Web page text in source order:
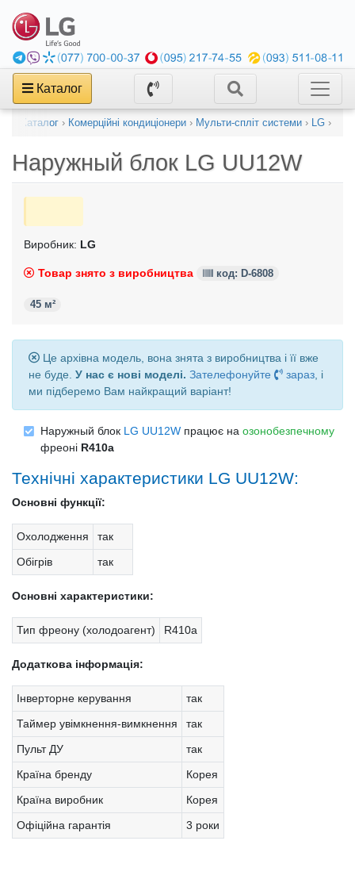
Каталог
Каталог › Комерційні кондиціонери › Мульти-спліт системи › LG ›
Наружный блок LG UU12W
Виробник: LG
Товар знято з виробництва код: D-6808
45 м²
Це архівна модель, вона знята з виробництва і її вже
не буде. У нас є нові моделі. Зателефонуйте зараз , і
ми підберемо Вам найкращий варіант!
Наружный блок LG UU12W працює на озонобезпечному
фреоні R410a
Технічні характеристики LG UU12W:
Основні функції:
Охолодження
так
Обігрів
так
Основні характеристики:
Тип фреону (холодоагент) R410a
Додаткова інформація:
Інверторне керування
так
Таймер увімкнення-вимкнення
так
Пульт ДУ
так
Країна бренду
Корея
Країна виробник
Корея
Офіційна гарантія
3 роки